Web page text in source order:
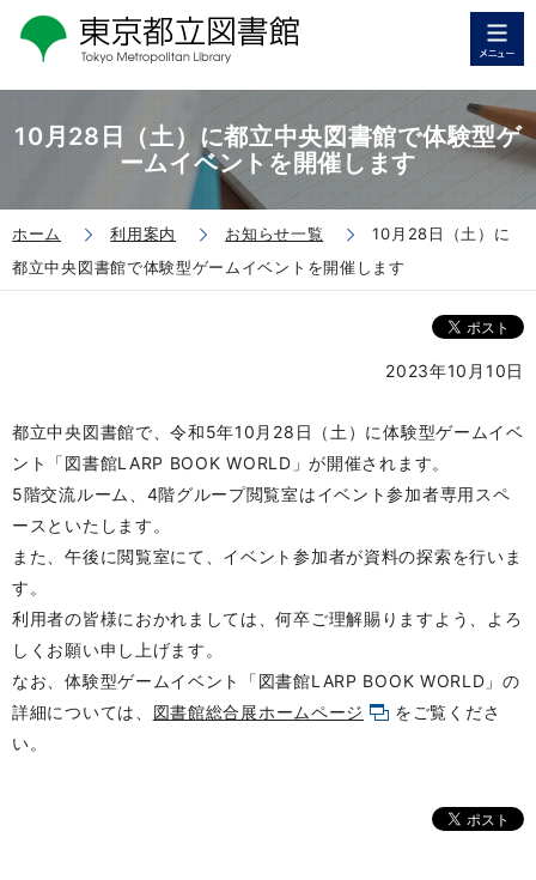
10月28日（土）に都立中央図書館で体験型ゲ
ームイベントを開催します
ホーム 利用案内 お知らせ一覧
10月28日（土）に
都立中央図書館で体験型ゲームイベントを開催します
2023年10月10日
都立中央図書館で、令和5年10月28日（土）に体験型ゲームイベ
ント「図書館LARP BOOK WORLD」が開催されます。
5階交流ルーム、4階グループ閲覧室はイベント参加者専用スペ
ースといたします。
また、午後に閲覧室にて、イベント参加者が資料の探索を行いま
す。
利用者の皆様におかれましては、何卒ご理解賜りますよう、よろ
しくお願い申し上げます。
なお、体験型ゲームイベント「図書館LARP BOOK WORLD」の
詳細については、 図書館総合展ホームページ
をご覧くださ
い。